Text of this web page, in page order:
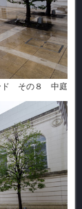
ド その８ 中庭